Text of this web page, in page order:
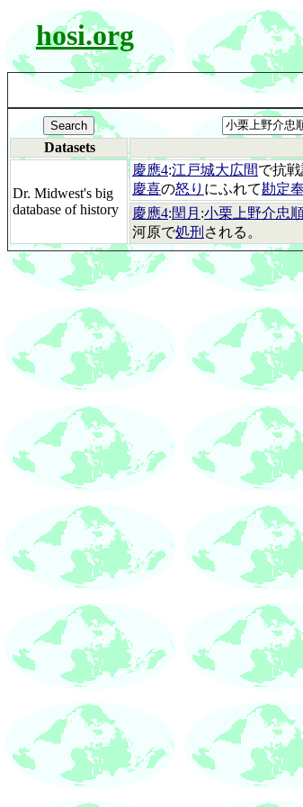
hosi.org
Datasets
Dr. Midwest's big
database of history
慶應4:江戸城大広間で抗
慶喜の怒り にふれて勘定
慶應4:閏月 :小栗上野介忠
河原で処刑 される。